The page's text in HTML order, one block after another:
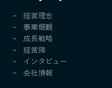
経営理念
事業概観
成長戦略
経営陣
インタビュー
会社情報